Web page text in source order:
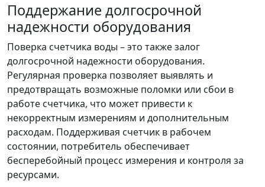
Поддержание долгосрочной
надежности оборудования
Поверка счетчика воды – это также залог
долгосрочной надежности оборудования.
Регулярная проверка позволяет выявлять и
предотвращать возможные поломки или сбои в
работе счетчика, что может привести к
некорректным измерениям и дополнительным
расходам. Поддерживая счетчик в рабочем
состоянии, потребитель обеспечивает
бесперебойный процесс измерения и контроля за
ресурсами.